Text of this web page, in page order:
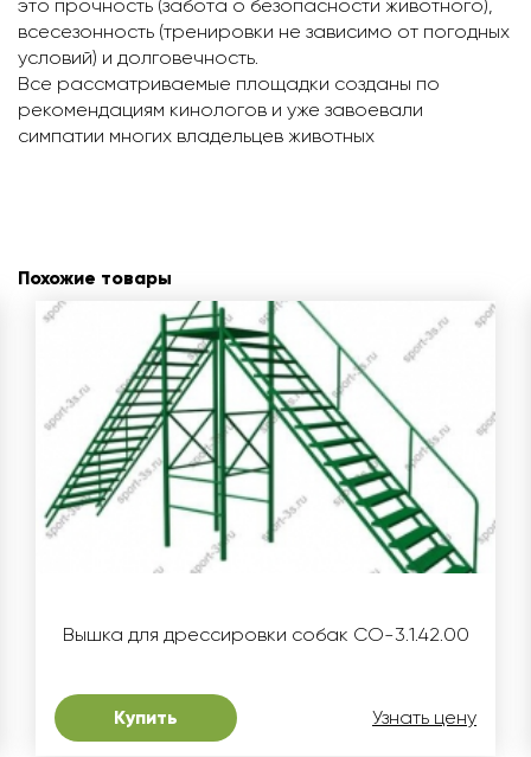
это прочность (забота о безопасности животного),
всесезонность (тренировки не зависимо от погодных
условий) и долговечность.
Все рассматриваемые площадки созданы по
рекомендациям кинологов и уже завоевали
симпатии многих владельцев животных
Похожие товары
Вышка для дрессировки собак СО-3.1.42.00
Купить Узнать цену